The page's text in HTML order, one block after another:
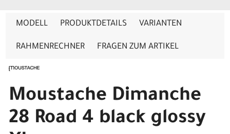
MODELL PRODUKTDETAILS VARIANTEN
RAHMENRECHNER FRAGEN ZUM ARTIKEL
Moustache Dimanche
28 Road 4 black glossy